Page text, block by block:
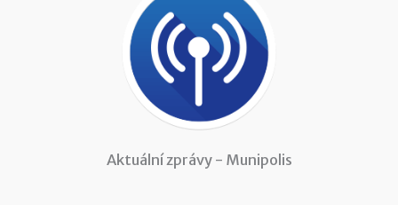
Aktuální zprávy - Munipolis